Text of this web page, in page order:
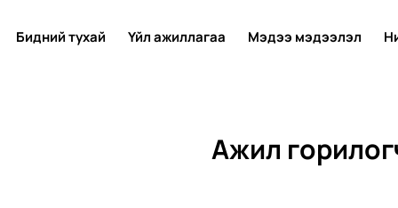
Бидний тухай Үйл ажиллагаа Мэдээ мэдээлэл
Ажил